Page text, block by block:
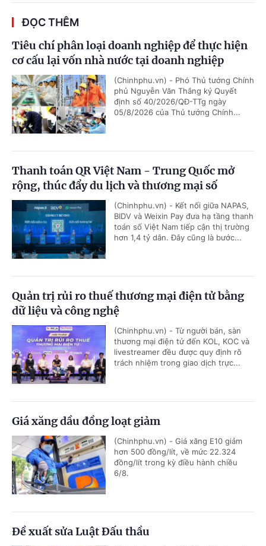
ĐỌC THÊM
Tiêu chí phân loại doanh nghiệp để thực hiện
cơ cấu lại vốn nhà nước tại doanh nghiệp
(Chinhphu.vn) - Phó Thủ tướng Chính
phủ Nguyễn Văn Thắng ký Quyết
định số 40/2026/QĐ-TTg ngày
05/8/2026 của Thủ tướng Chính...
Thanh toán QR Việt Nam - Trung Quốc mở
rộng, thúc đẩy du lịch và thương mại số
(Chinhphu.vn) - Kết nối giữa NAPAS,
BIDV và Weixin Pay đưa hạ tầng thanh
toán số Việt Nam tiếp cận thị trường
hơn 1,4 tỷ dân. Đây cũng là bước...
Quản trị rủi ro thuế thương mại điện tử bằng
dữ liệu và công nghệ
(Chinhphu.vn) - Từ người bán, sàn
thương mại điện tử đến KOL, KOC và
livestreamer đều được quy định rõ
trách nhiệm trong giao dịch trực...
Giá xăng dầu đồng loạt giảm
(Chinhphu.vn) - Giá xăng E10 giảm
hơn 500 đồng/lít, về mức 22.324
đồng/lít trong kỳ điều hành chiều
6/8.
Đề xuất sửa Luật Đấu thầu